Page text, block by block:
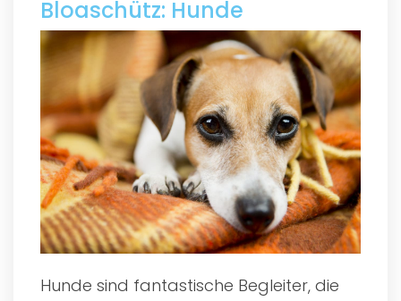
Bloaschütz: Hunde
Hunde sind fantastische Begleiter, die